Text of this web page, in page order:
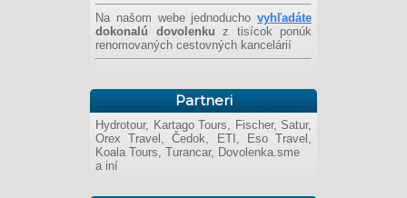
Na našom webe jednoducho vyhľadáte
dokonalú dovolenku z tisícok ponúk
renomovaných cestovných kancelárií
Partneri
Hydrotour, Kartago Tours, Fischer, Satur,
Orex Travel, Čedok, ETI, Eso Travel,
Koala Tours, Turancar, Dovolenka.sme
a iní